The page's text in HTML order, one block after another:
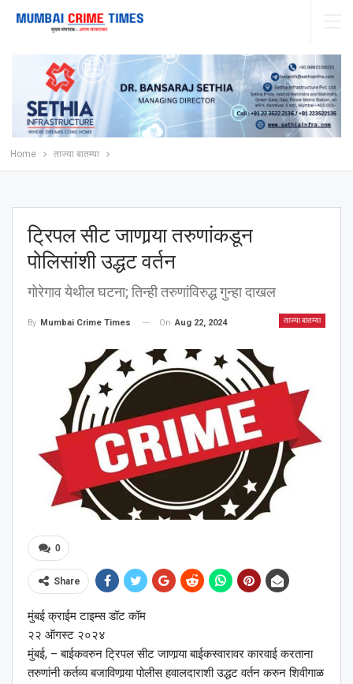
Home ताज्या बातम्या
ट्रिपल सीट जाणार्‍या तरुणांकडून
पोलिसांशी उद्धट वर्तन
गोरेगाव येथील घटना; तिन्ही तरुणांविरुद्ध गुन्हा दाखल
ताज्या बातम्या
By Mumbai Crime Times On Aug 22, 2024
0
Share
मुंबई क्राईम टाइम्स डॉट कॉम
२२ ऑगस्ट २०२४
मुंबई, – बाईकवरुन ट्रिपल सीट जाणार्‍या बाईकस्वारावर कारवाई करताना
तरुणांनी कर्तव्य बजाविणार्‍या पोलीस हवालदाराशी उद्धट वर्तन करुन शिवीगाळ